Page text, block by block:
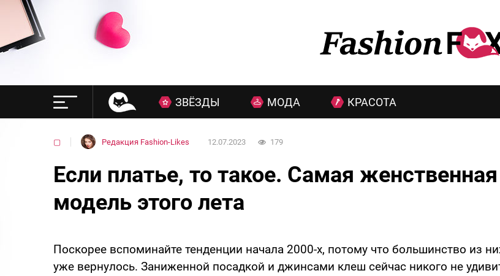
ЗВЁЗДЫ МОДА КРАСОТА
▢ Редакция Fashion-Likes 12.07.2023 179
Если платье, то такое. Самая женственная
модель этого лета
Поскорее вспоминайте тенденции начала 2000-х, потому что большинство из
уже вернулось. Заниженной посадкой и джинсами клеш сейчас никого не